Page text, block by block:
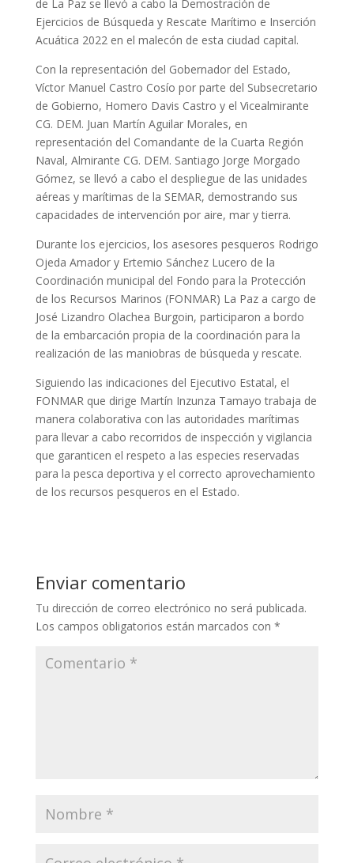
de La Paz se llevó a cabo la Demostración de
Ejercicios de Búsqueda y Rescate Marítimo e Inserción
Acuática 2022 en el malecón de esta ciudad capital.
Con la representación del Gobernador del Estado,
Víctor Manuel Castro Cosío por parte del Subsecretario
de Gobierno, Homero Davis Castro y el Vicealmirante
CG. DEM. Juan Martín Aguilar Morales, en
representación del Comandante de la Cuarta Región
Naval, Almirante CG. DEM. Santiago Jorge Morgado
Gómez, se llevó a cabo el despliegue de las unidades
aéreas y marítimas de la SEMAR, demostrando sus
capacidades de intervención por aire, mar y tierra.
Durante los ejercicios, los asesores pesqueros Rodrigo
Ojeda Amador y Ertemio Sánchez Lucero de la
Coordinación municipal del Fondo para la Protección
de los Recursos Marinos (FONMAR) La Paz a cargo de
José Lizandro Olachea Burgoin, participaron a bordo
de la embarcación propia de la coordinación para la
realización de las maniobras de búsqueda y rescate.
Siguiendo las indicaciones del Ejecutivo Estatal, el
FONMAR que dirige Martín Inzunza Tamayo trabaja de
manera colaborativa con las autoridades marítimas
para llevar a cabo recorridos de inspección y vigilancia
que garanticen el respeto a las especies reservadas
para la pesca deportiva y el correcto aprovechamiento
de los recursos pesqueros en el Estado.
Enviar comentario
Tu dirección de correo electrónico no será publicada.
Los campos obligatorios están marcados con *